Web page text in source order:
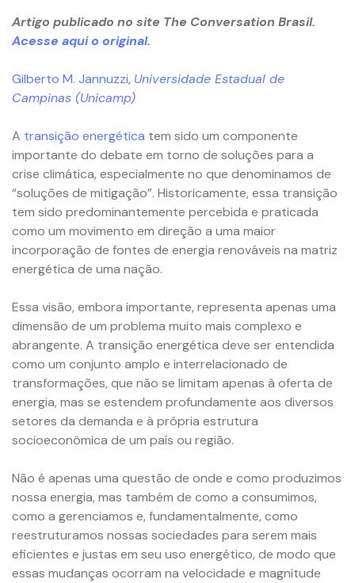
Artigo publicado no site The Conversation Brasil.
Acesse aqui o original.
Gilberto M. Jannuzzi, Universidade Estadual de
Campinas (Unicamp)
A transição energética tem sido um componente
importante do debate em torno de soluções para a
crise climática, especialmente no que denominamos de
“soluções de mitigação”. Historicamente, essa transição
tem sido predominantemente percebida e praticada
como um movimento em direção a uma maior
incorporação de fontes de energia renováveis na matriz
energética de uma nação.
Essa visão, embora importante, representa apenas uma
dimensão de um problema muito mais complexo e
abrangente. A transição energética deve ser entendida
como um conjunto amplo e interrelacionado de
transformações, que não se limitam apenas à oferta de
energia, mas se estendem profundamente aos diversos
setores da demanda e à própria estrutura
socioeconômica de um país ou região.
Não é apenas uma questão de onde e como produzimos
nossa energia, mas também de como a consumimos,
como a gerenciamos e, fundamentalmente, como
reestruturamos nossas sociedades para serem mais
eficientes e justas em seu uso energético, de modo que
essas mudanças ocorram na velocidade e magnitude